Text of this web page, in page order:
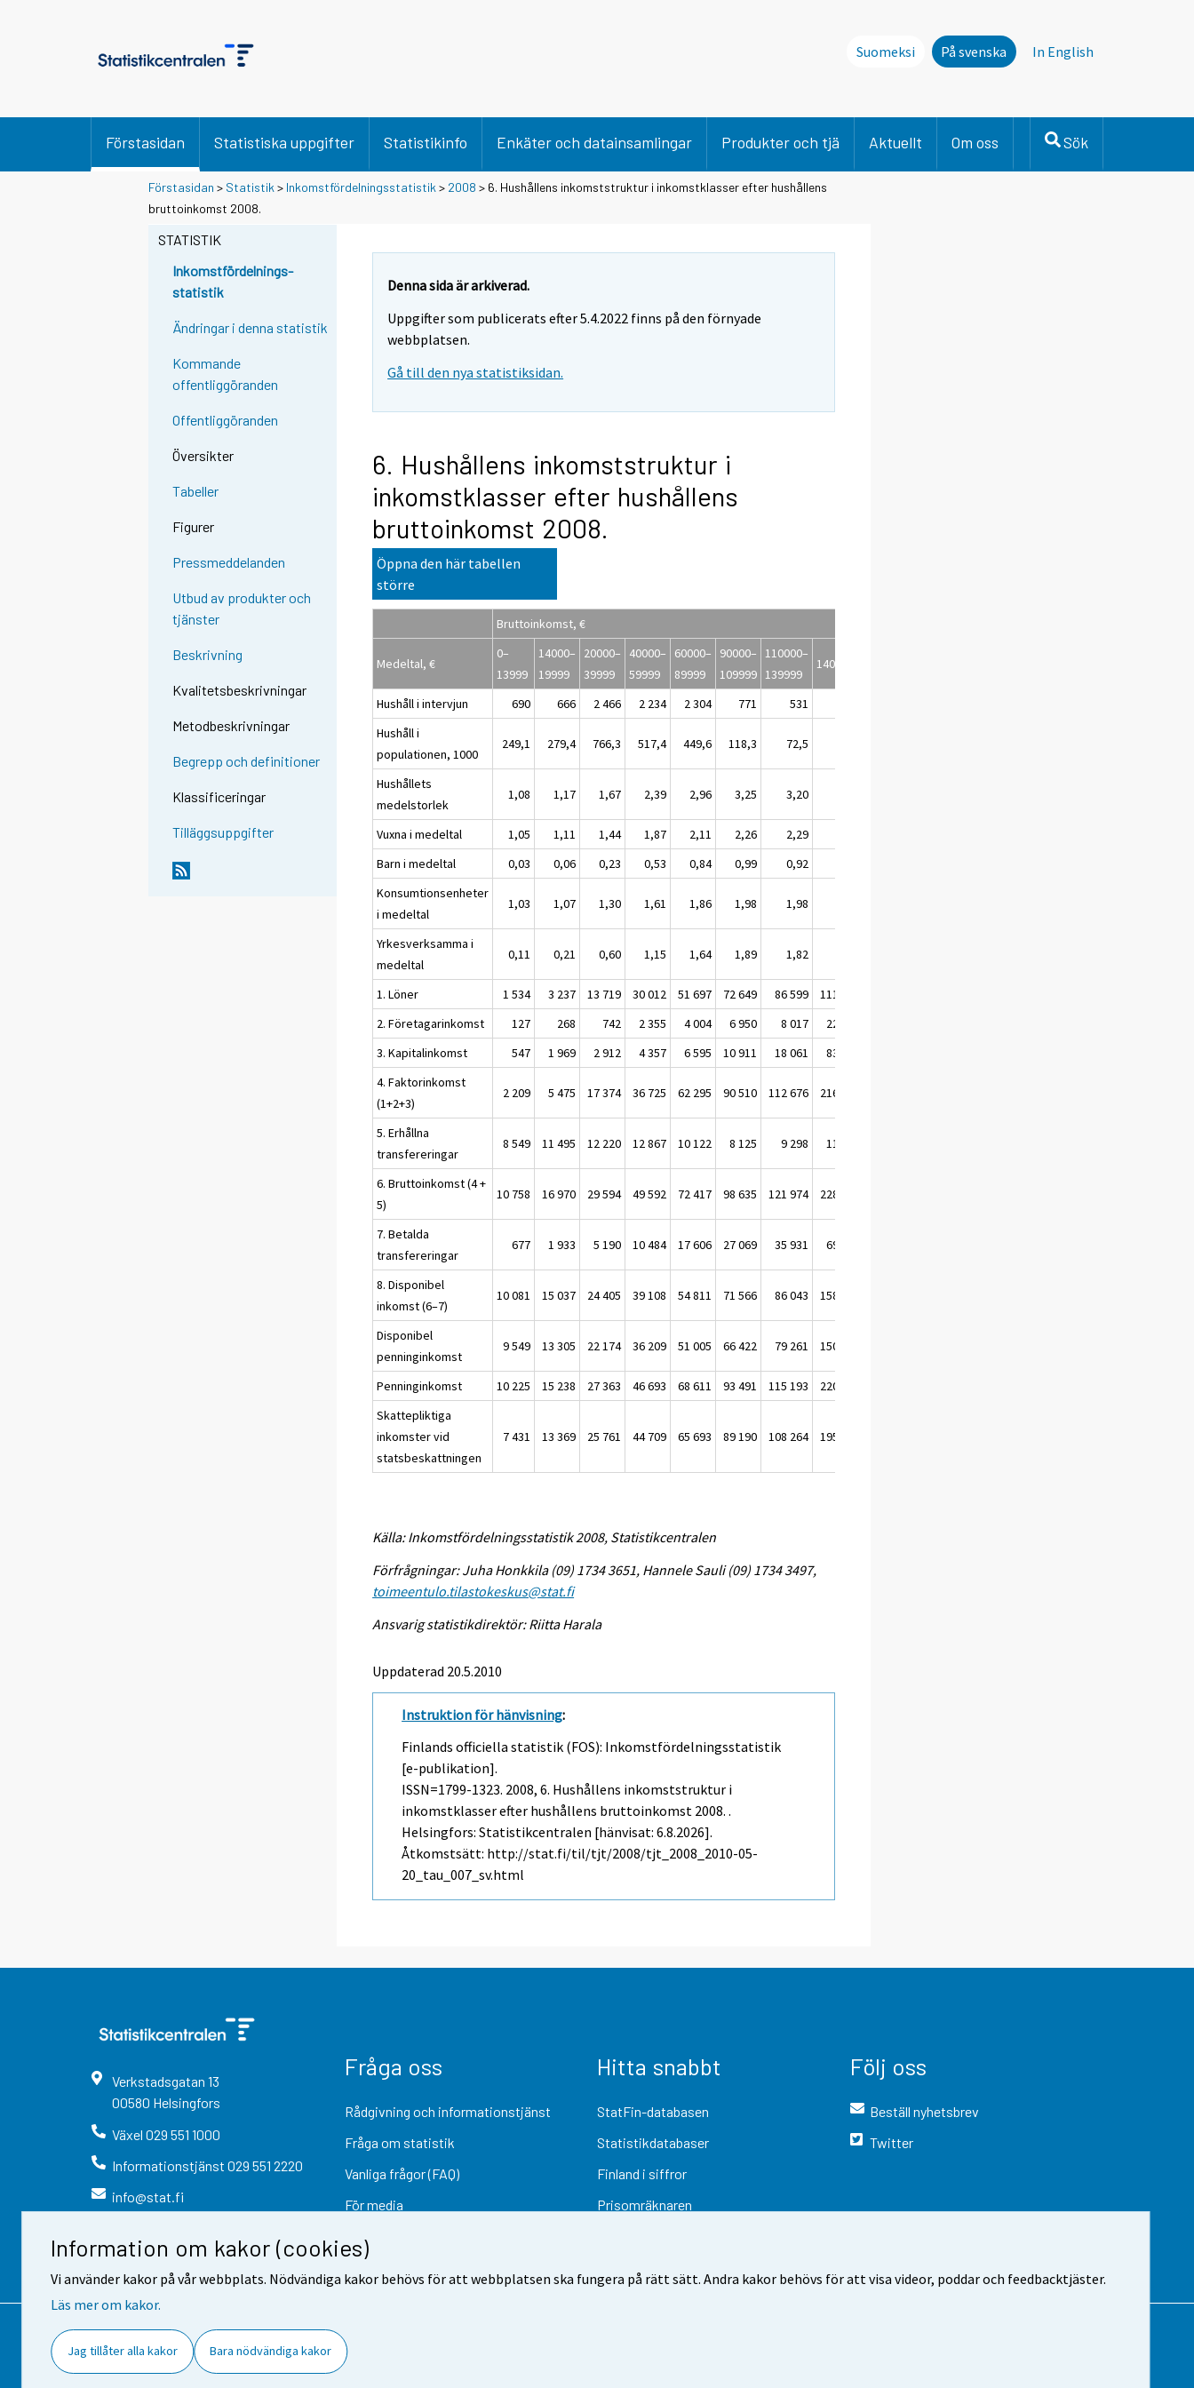
Information om kakor (cookies)
Vi använder kakor på vår webbplats. Nödvändiga kakor behövs för att webbplatsen ska fungera på rätt sätt. Andra kakor behövs för att visa videor, poddar och feedbacktjäster.
Läs mer om kakor.
Jag tillåter alla kakor Bara nödvändiga kakor
Suomeksi På svenska In English
Förstasidan Statistiska uppgifter Statistikinfo Enkäter och datainsamlingar Produkter och tjä Aktuellt Om oss Sök
Förstasidan > Statistik > Inkomstfördelningsstatistik > 2008 > 6. Hushållens inkomststruktur i inkomstklasser efter hushållens
bruttoinkomst 2008.
STATISTIK
Inkomstfördelnings-
statistik
Ändringar i denna statistik
Kommande
offentliggöranden
Offentliggöranden
Översikter
Tabeller
Figurer
Pressmeddelanden
Utbud av produkter och
tjänster
Beskrivning
Kvalitetsbeskrivningar
Metodbeskrivningar
Begrepp och definitioner
Klassificeringar
Tilläggsuppgifter
Denna sida är arkiverad.
Uppgifter som publicerats efter 5.4.2022 finns på den förnyade
webbplatsen.
Gå till den nya statistiksidan.
6. Hushållens inkomststruktur i
inkomstklasser efter hushållens
bruttoinkomst 2008.
Öppna den här tabellen
större
Bruttoinkomst, €
Medeltal, €
0–
13999
14000–
19999
20000–
39999
40000–
59999
60000–
89999
90000–
109999
110000–
139999
140000–
Hushåll i intervjun
690 666 2 466 2 234 2 304 771 531
Hushåll i
populationen, 1000
249,1 279,4 766,3 517,4 449,6 118,3 72,5
Hushållets
medelstorlek
1,08 1,17 1,67 2,39 2,96 3,25 3,20
Vuxna i medeltal 1,05 1,11 1,44 1,87 2,11 2,26 2,29
Barn i medeltal
0,03 0,06 0,23 0,53 0,84 0,99 0,92
Konsumtionsenheter
i medeltal
1,03 1,07 1,30 1,61 1,86 1,98 1,98
Yrkesverksamma i
medeltal
0,11 0,21 0,60 1,15 1,64 1,89 1,82
1. Löner 1 534 3 237 13 719 30 012 51 697 72 649 86 599 111 520
2. Företagarinkomst
127 268 742 2 355 4 004 6 950 8 017 22 055
3. Kapitalinkomst
547 1 969 2 912 4 357 6 595 10 911 18 061 83 213
4. Faktorinkomst
(1+2+3)
2 209 5 475 17 374 36 725 62 295 90 510 112 676 216 789
5. Erhållna
transfereringar
8 549 11 495 12 220 12 867 10 122 8 125 9 298 11 789
6. Bruttoinkomst (4 +
5)
10 758 16 970 29 594 49 592 72 417 98 635 121 974 228 578
7. Betalda
transfereringar
677 1 933 5 190 10 484 17 606 27 069 35 931 69 988
8. Disponibel
inkomst (6–7)
10 081 15 037 24 405 39 108 54 811 71 566 86 043 158 590
Disponibel
penninginkomst
9 549 13 305 22 174 36 209 51 005 66 422 79 261 150 085
Penninginkomst 10 225 15 238 27 363 46 693 68 611 93 491 115 193 220 073
Skattepliktiga
inkomster vid
statsbeskattningen
7 431 13 369 25 761 44 709 65 693 89 190 108 264 195 927
Källa: Inkomstfördelningsstatistik 2008, Statistikcentralen
Förfrågningar: Juha Honkkila (09) 1734 3651, Hannele Sauli (09) 1734 3497,
toimeentulo.tilastokeskus@stat.fi
Ansvarig statistikdirektör: Riitta Harala
Uppdaterad 20.5.2010
Instruktion för hänvisning:
Finlands officiella statistik (FOS): Inkomstfördelningsstatistik
[e-publikation].
ISSN=1799-1323. 2008, 6. Hushållens inkomststruktur i
inkomstklasser efter hushållens bruttoinkomst 2008. .
Helsingfors: Statistikcentralen [hänvisat: 6.8.2026].
Åtkomstsätt: http://stat.fi/til/tjt/2008/tjt_2008_2010-05-
20_tau_007_sv.html
Verkstadsgatan 13
00580 Helsingfors
Växel 029 551 1000
Informationstjänst 029 551 2220
info@stat.fi
Fråga oss
Rådgivning och informationstjänst
Fråga om statistik
Vanliga frågor (FAQ)
För media
Hitta snabbt
StatFin-databasen
Statistikdatabaser
Finland i siffror
Prisomräknaren
Följ oss
Beställ nyhetsbrev
Twitter
Kontaktinformation Respons